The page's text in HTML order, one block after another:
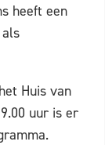
heeft een
Huis van
uur is er